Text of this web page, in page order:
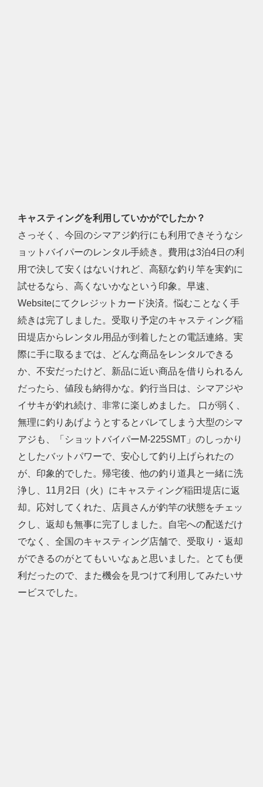
キャスティングを利用していかがでしたか？
さっそく、今回のシマアジ釣行にも利用できそうなシ
ョットバイパーのレンタル手続き。費用は3泊4日の利
用で決して安くはないけれど、高額な釣り竿を実釣に
試せるなら、高くないかなという印象。早速、
Websiteにてクレジットカード決済。悩むことなく手
続きは完了しました。受取り予定のキャスティング稲
田堤店からレンタル用品が到着したとの電話連絡。実
際に手に取るまでは、どんな商品をレンタルできる
か、不安だったけど、新品に近い商品を借りられるん
だったら、値段も納得かな。釣行当日は、シマアジや
イサキが釣れ続け、非常に楽しめました。 口が弱く、
無理に釣りあげようとするとバレてしまう大型のシマ
アジも、「ショットバイパーM-225SMT」のしっかり
としたバットパワーで、安心して釣り上げられたの
が、印象的でした。帰宅後、他の釣り道具と一緒に洗
浄し、11月2日（火）にキャスティング稲田堤店に返
却。応対してくれた、店員さんが釣竿の状態をチェッ
クし、返却も無事に完了しました。自宅への配送だけ
でなく、全国のキャスティング店舗で、受取り・返却
ができるのがとてもいいなぁと思いました。とても便
利だったので、また機会を見つけて利用してみたいサ
ービスでした。